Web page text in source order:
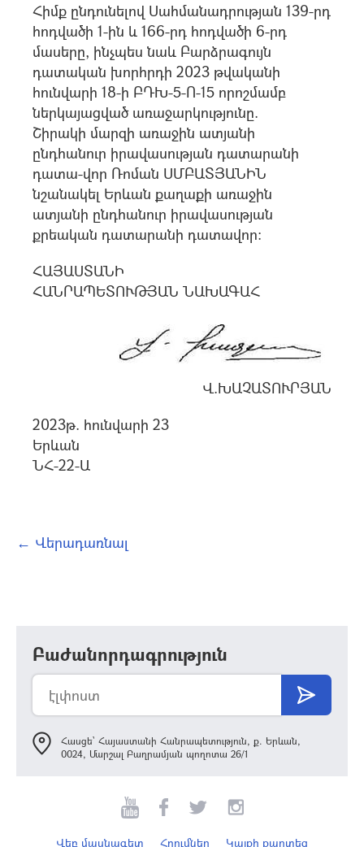
Հիմք ընդունելով Սահմանադրության 139-րդ
հոդվածի 1-ին և 166-րդ հոդվածի 6-րդ
մասերը, ինչպես նաև Բարձրագույն
դատական խորհրդի 2023 թվականի
հունվարի 18-ի ԲԴԽ-5-Ո-15 որոշմամբ
ներկայացված առաջարկությունը.
Շիրակի մարզի առաջին ատյանի
ընդհանուր իրավասության դատարանի
դատա-վոր Ռոման ՍՄԲԱՏՅԱՆԻՆ
նշանակել Երևան քաղաքի առաջին
ատյանի ընդհանուր իրավասության
քրեական դատարանի դատավոր:
ՀԱՅԱՍՏԱՆԻ
ՀԱՆՐԱՊԵՏՈՒԹՅԱՆ ՆԱԽԱԳԱՀ
Վ.ԽԱՉԱՏՈՒՐՅԱՆ
2023թ. հունվարի 23
Երևան
ՆՀ-22-Ա
← Վերադառնալ
Բաժանորդագրություն
Հասցե՝ Հայաստանի Հանրապետություն, ք. Երևան,
0024, Մարշալ Բաղրամյան պողոտա 26/1
Վեբ մասնագետ Հղումներ Կայքի քարտեզ